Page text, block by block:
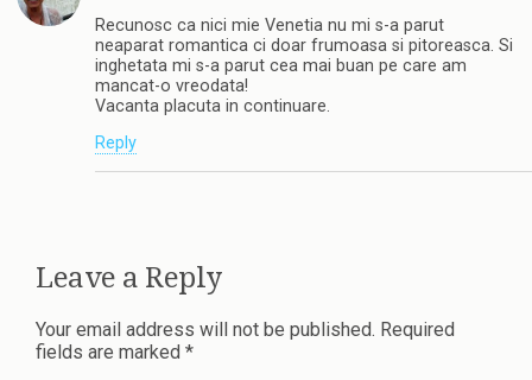
Recunosc ca nici mie Venetia nu mi s-a parut
neaparat romantica ci doar frumoasa si pitoreasca. Si
inghetata mi s-a parut cea mai buan pe care am
mancat-o vreodata!
Vacanta placuta in continuare.
Reply
Leave a Reply
Your email address will not be published. Required
fields are marked *